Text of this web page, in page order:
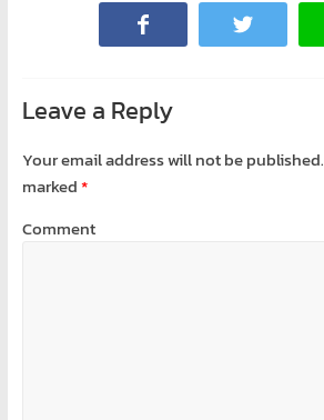
ตาม
สอน
พิเศษ
Leave a Reply
Your email address will not be published.
marked*
Comment